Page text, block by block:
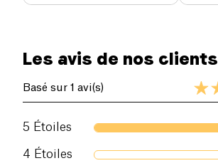
Les avis de nos clients
Basé sur 1 avi(s)
5 Étoiles
4 Étoiles